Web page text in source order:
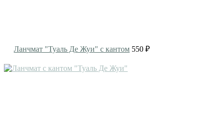
Ланчмат "Туаль Де Жуи" с кантом 550 ₽